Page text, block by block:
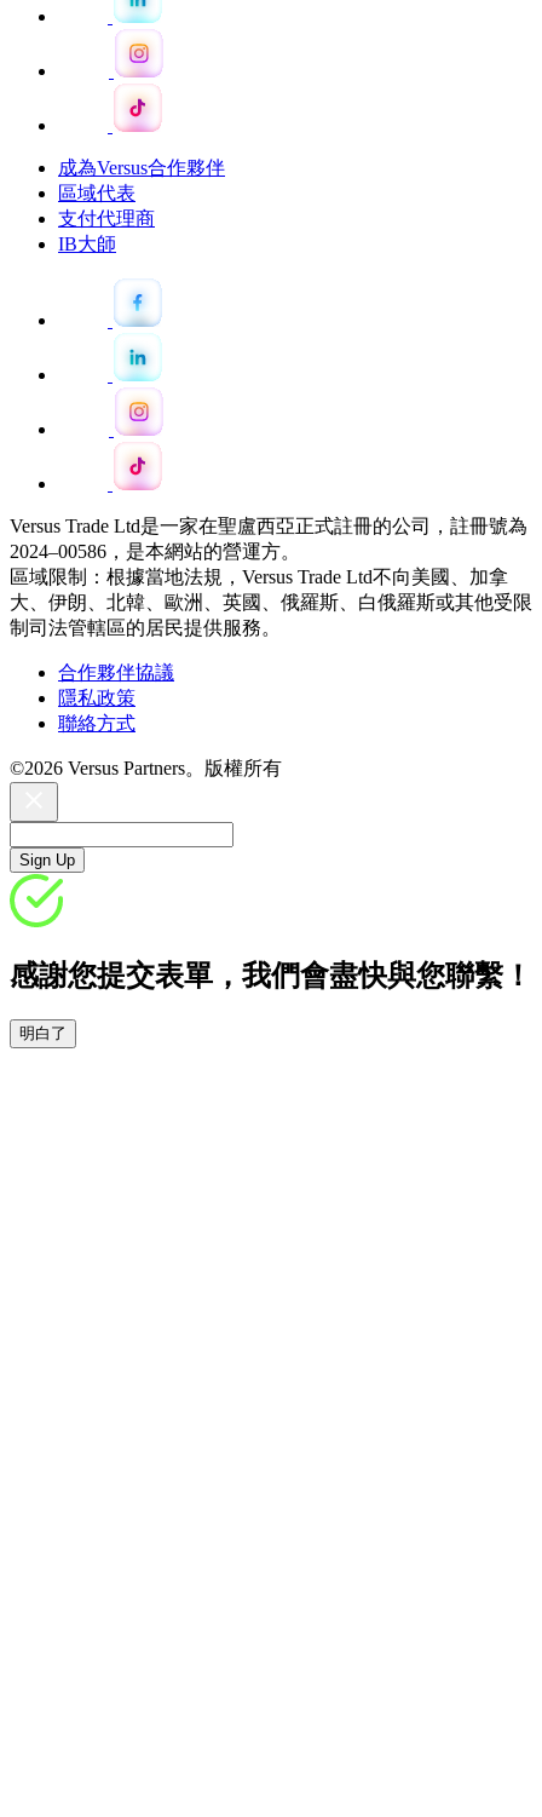
成為Versus合作夥伴
區域代表
支付代理商
IB大師
Versus Trade Ltd是一家在聖盧西亞正式註冊的公司，註冊號為
2024–00586，是本網站的營運方。
區域限制：根據當地法規，Versus Trade Ltd不向美國、加拿
大、伊朗、北韓、歐洲、英國、俄羅斯、白俄羅斯或其他受限
制司法管轄區的居民提供服務。
合作夥伴協議
隱私政策
聯絡方式
©2026 Versus Partners。版權所有
Sign Up
感謝您提交表單，我們會盡快與您聯繫！
明白了